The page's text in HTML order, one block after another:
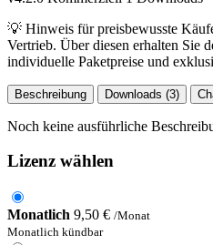
💡 Hinweis für preisbewusste
Vertrieb. Über diesen erhalten Sie
individuelle Paketpreise und
Beschreibung Downloads (3)
Noch keine ausführliche
Lizenz wählen
Monatlich 9,50 € /Monat
Monatlich kündbar